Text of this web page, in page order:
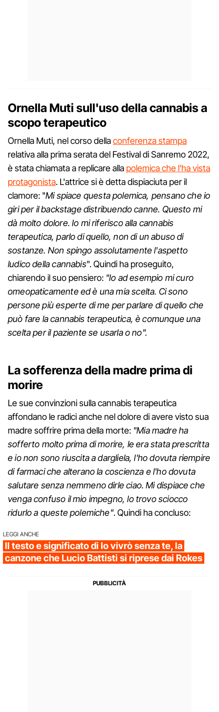
Ornella Muti sull'uso della cannabis a
scopo terapeutico
Ornella Muti, nel corso dellaconferenza stampa
relativa alla prima serata del Festival di Sanremo 2022,
è stata chiamata a replicare alla polemica che l'ha vista
protagonista. L'attrice si è detta dispiaciuta per il
clamore: "Mi spiace questa polemica, pensano che io
giri per il backstage distribuendo canne. Questo mi
dà molto dolore. Io mi riferisco alla cannabis
terapeutica, parlo di quello, non di un abuso di
sostanze. Non spingo assolutamente l'aspetto
ludico della cannabis". Quindi ha proseguito,
chiarendo il suo pensiero: "Io ad esempio mi curo
omeopaticamente ed è una mia scelta. Ci sono
persone più esperte di me per parlare di quello che
può fare la cannabis terapeutica, è comunque una
scelta per il paziente se usarla o no".
La sofferenza della madre prima di
morire
Le sue convinzioni sulla cannabis terapeutica
affondano le radici anche nel dolore di avere visto sua
madre soffrire prima della morte: "Mia madre ha
sofferto molto prima di morire, le era stata prescritta
e io non sono riuscita a dargliela, l'ho dovuta riempire
di farmaci che alterano la coscienza e l'ho dovuta
salutare senza nemmeno dirle ciao. Mi dispiace che
venga confuso il mio impegno, lo trovo sciocco
ridurlo a queste polemiche". Quindi ha concluso:
LEGGI ANCHE
Il testo e significato di Io vivrò senza te, la
canzone che Lucio Battisti si riprese dai Rokes